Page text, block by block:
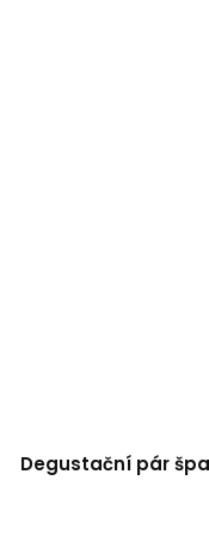
Degustační pár